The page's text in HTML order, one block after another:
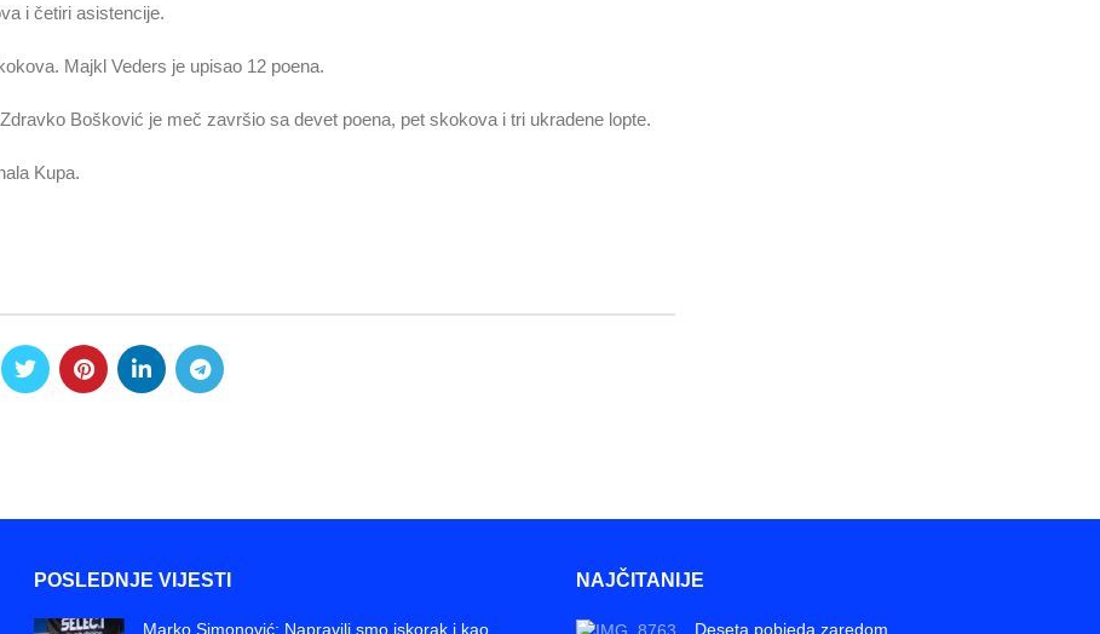
i četiri asistencije.
Majkl Veders je upisao 12 poena.
Bošković je meč završio sa devet poena, pet skokova i tri ukradene lopte.
Kupa.
POSLEDNJE VIJESTI
Marko Simonović: Napravili smo iskorak i kao
NAJČITANIJE
Deseta pobjeda zaredom